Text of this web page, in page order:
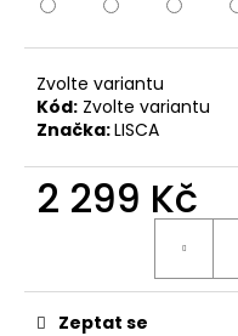
Zvolte variantu
Kód: Zvolte variantu
Značka:LISCA
2 299 Kč
Zeptat se